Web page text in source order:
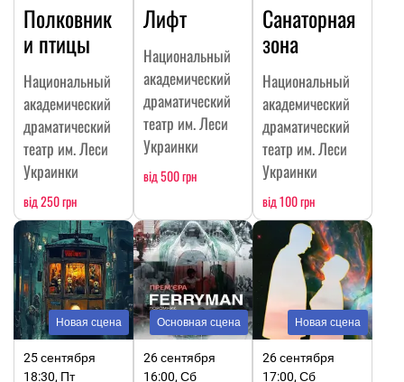
Полковник
и птицы
Национальный
академический
драматический
театр им. Леси
Украинки
від 250 грн
Лифт
Национальный
академический
драматический
театр им. Леси
Украинки
від 500 грн
Санаторная
зона
Национальный
академический
драматический
театр им. Леси
Украинки
від 100 грн
Новая сцена
25 сентября
18:30, Пт
Основная сцена
26 сентября
16:00, Сб
Новая сцена
26 сентября
17:00, Сб